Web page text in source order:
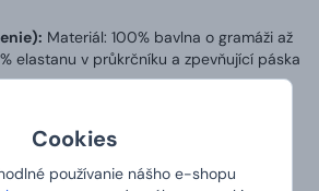
Cookies
používanie nášho e-shopu
Materiál: 100% bavlna o gramáži až
elastanu v průkrčníku a zpevňující páska
váha